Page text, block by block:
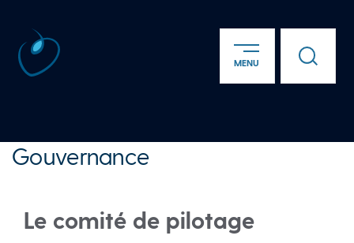
Aller au contenu principal
MENU Lien
Gouvernance
Le comité de pilotage